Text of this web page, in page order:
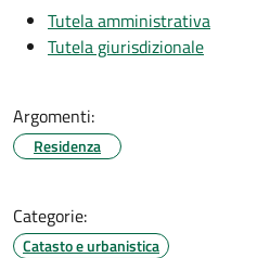
Tutela amministrativa
Tutela giurisdizionale
Argomenti:
Residenza
Categorie:
Catasto e urbanistica